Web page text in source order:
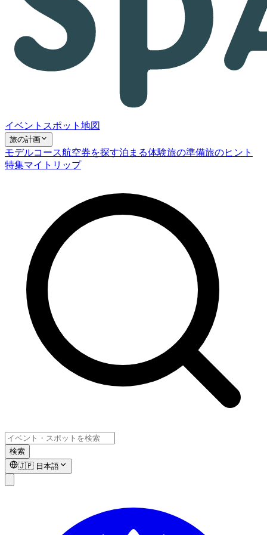
イベント スポット 地図
旅の計画
モデルコース航空券を探す泊まる体験旅の準備旅のヒント
特集マイトリップ
検索
🇯🇵 日本語